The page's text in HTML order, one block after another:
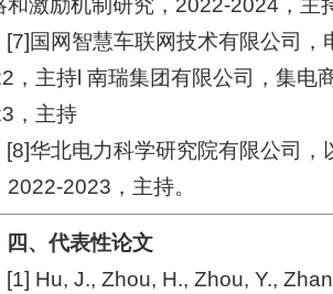
和激励机制研究，2022-2024，主
[7]国网智慧车联网技术有限公司
，主持l 南瑞集团有限公司，集电
，主持
[8]华北电力科学研究院有限公司
2022-2023，主持。
四、代表性论文
[1] Hu, J., Zhou, H., Zhou, Y.,